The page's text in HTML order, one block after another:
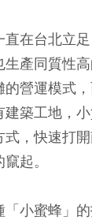
在台北立
產同質性
的營運模式
築工地，
，快速打
竄起。
「小蜜蜂」